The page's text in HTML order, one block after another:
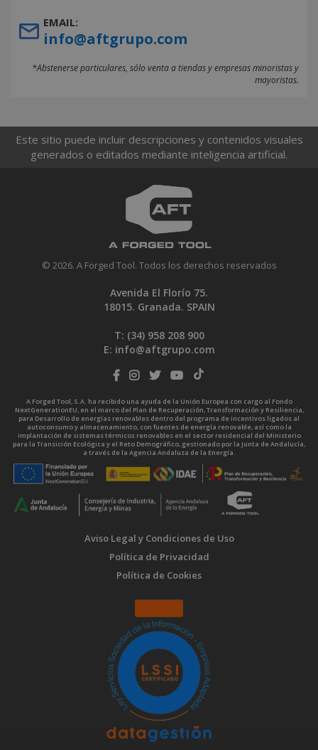
EMAIL:
info@aftgrupo.com
*Abstenerse particulares, sólo venta a tiendas y empresas minoristas y
mayoristas.
Este sitio puede incluir descripciones y contenidos visuales
generados o editados mediante inteligencia artificial.
© 2026. A Forged Tool. Todos los derechos reservados
Avenida El Florío 75.
18015. Granada. SPAIN
T: (34) 958 208 900
E: info@aftgrupo.com
A Forged Tool, S.A. ha recibido una ayuda de la Unión Europea con cargo al Fondo
NextGenerationEU, en el marco del Plan de Recuperación, Transformación y Resiliencia,
para Desarrollo de energías renovables dentro del programa de incentivos ligados al
autoconsumo y almacenamiento, con fuentes de energía renovable, así como la
implantación de sistemas térmicos renovables en el sector residencial del Ministerio
para la Transición Ecológica y el Reto Demográfico, gestionado por la Junta de Andalucía,
a través de la Agencia Andaluza de la Energía.
Aviso Legal y Condiciones de Uso
Política de Privacidad
Política de Cookies